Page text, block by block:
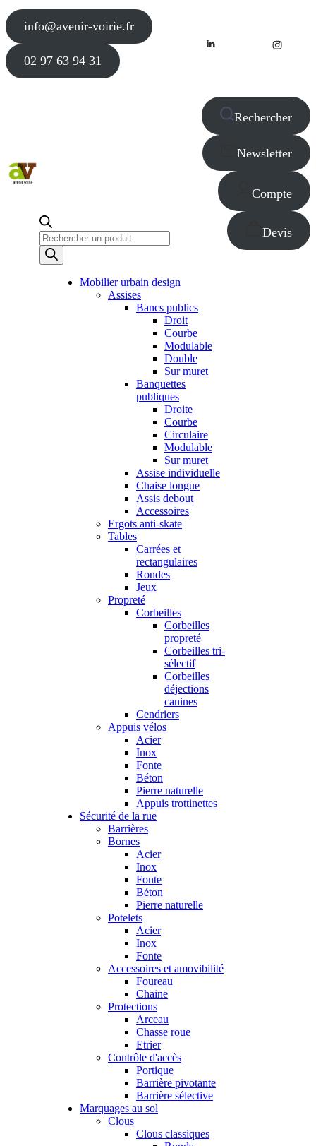
info@avenir-voirie.fr
02 97 63 94 31
Recherche
de
produits
Rechercher
Newsletter
Compte
Devis
Mobilier urbain design
Assises
Bancs publics
Droit
Courbe
Modulable
Double
Sur muret
Banquettes
publiques
Droite
Courbe
Circulaire
Modulable
Sur muret
Assise individuelle
Chaise longue
Assis debout
Accessoires
Ergots anti-skate
Tables
Carrées et
rectangulaires
Rondes
Jeux
Propreté
Corbeilles
Corbeilles
propreté
Corbeilles tri-
sélectif
Corbeilles
déjections
canines
Cendriers
Appuis vélos
Acier
Inox
Fonte
Béton
Pierre naturelle
Appuis trottinettes
Sécurité de la rue
Barrières
Bornes
Acier
Inox
Fonte
Béton
Pierre naturelle
Potelets
Acier
Inox
Fonte
Accessoires et amovibilité
Foureau
Chaine
Protections
Arceau
Chasse roue
Etrier
Contrôle d'accès
Portique
Barrière pivotante
Barrière sélective
Marquages au sol
Clous
Clous classiques